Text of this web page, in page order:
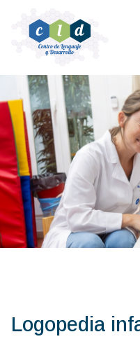
Logopedia